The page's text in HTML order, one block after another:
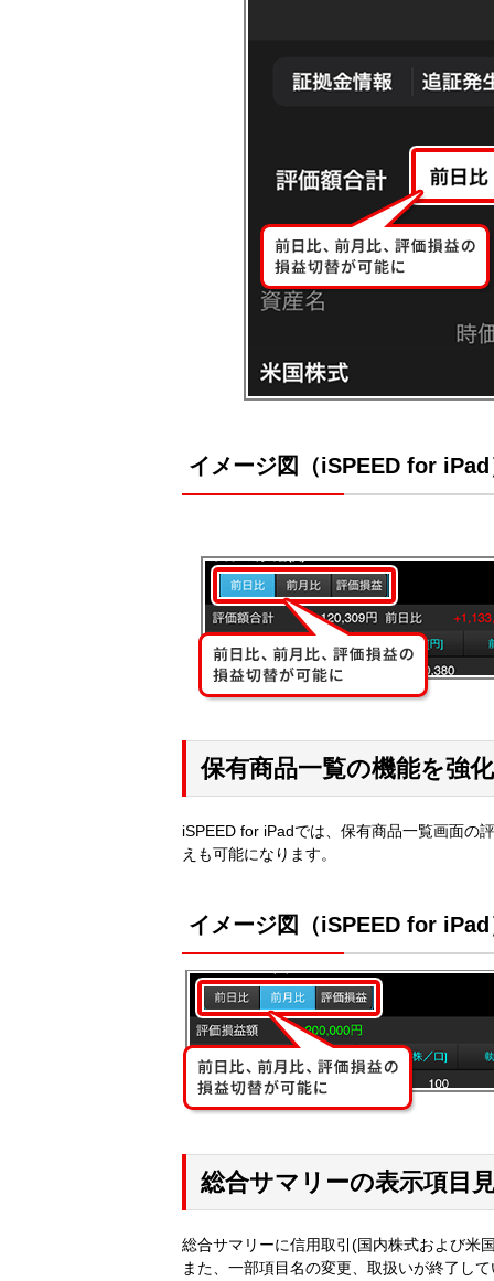
イメージ図（iSPEED for iPad
保有商品一覧の機能を強
iSPEED for iPadでは、保有商品一覧画面の
えも可能になります。
イメージ図（iSPEED for iPad
総合サマリーの表示項目
総合サマリーに信用取引(国内株式および米
また、一部項目名の変更、取扱いが終了し